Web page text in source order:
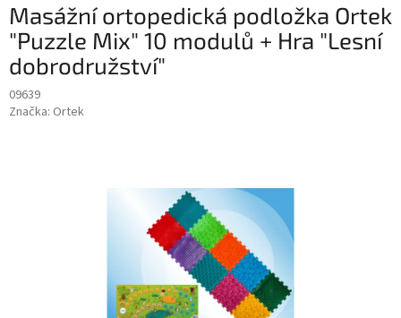
Masážní ortopedická podložka Ortek
"Puzzle Mix" 10 modulů + Hra "Lesní
dobrodružství"
09639
Značka: Ortek